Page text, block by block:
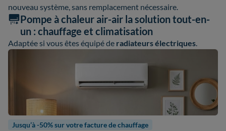
nouveau système, sans remplacement nécessaire.
Pompe à chaleur air-air la solution tout-en-
un : chauffage et climatisation
Adaptée si vous êtes équipé de radiateurs électriques
Jusqu’à -50% sur votre facture de chauffage